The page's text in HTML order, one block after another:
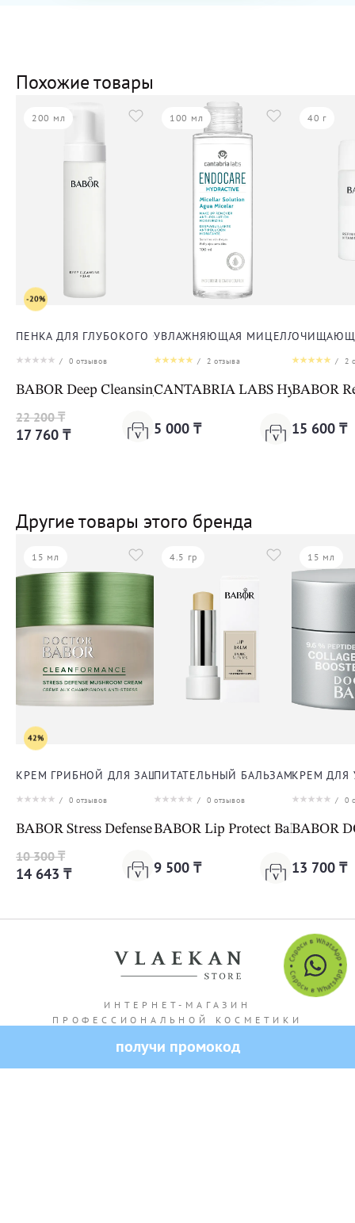
Похожие товары
200 мл
-20%
ПЕНКА ДЛЯ ГЛУБОКОГО ОЧИЩЕНИЯ КОЖИ ЛИЦА
/ 0 отзывов
BABOR Deep Cleansing Foam
22 200 ₸
17 760 ₸
100 мл
УВЛАЖНЯЮЩАЯ МИЦЕЛЛЯРНАЯ
/ 2 отзыва
CANTABRIA LABS Hydractive
5 000 ₸
40 г
/ 2
BABOR
15 600 ₸
Другие товары этого бренда
15 мл
42%
КРЕМ ГРИБНОЙ ДЛЯ ЗАЩИТЫ ОТ СТРЕССА ДЛЯ ЛИЦА
/ 0 отзывов
BABOR Stress Defense Mushroom Cream
10 300 ₸
14 643 ₸
4.5 гр
ПИТАТЕЛЬНЫЙ БАЛЬЗАМ ДЛЯ ГУБ
/ 0 отзывов
BABOR Lip Protect Balm
9 500 ₸
15 мл
КРЕМ ДЛЯ
/ 0
BABOR
13 700 ₸
ИНТЕРНЕТ-МАГАЗИН
ПРОФЕССИОНАЛЬНОЙ КОСМЕТИКИ
получи промокод